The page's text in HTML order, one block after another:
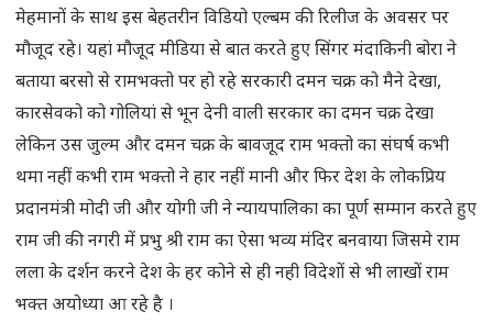
मेहमानों के साथ इस बेहतरीन विडियो एल्बम की रिलीज के अवसर पर
मौजूद रहे। यहां मौजूद मीडिया से बात करते हुए सिंगर मंदाकिनी बोरा ने
बताया बरसो से रामभक्तो पर हो रहे सरकारी दमन चक्र को मैने देखा,
कारसेवको को गोलियां से भून देनी वाली सरकार का दमन चक्र देखा
लेकिन उस जुल्म और दमन चक्र के बावजूद राम भक्तो का संघर्ष कभी
थमा नहीं कभी राम भक्तो ने हार नहीं मानी और फिर देश के लोकप्रिय
प्रदानमंत्री मोदी जी और योगी जी ने न्यायपालिका का पूर्ण सम्मान करते हुए
राम जी की नगरी में प्रभु श्री राम का ऐसा भव्य मंदिर बनवाया जिसमे राम
लला के दर्शन करने देश के हर कोने से ही नही विदेशों से भी लाखों राम
भक्त अयोध्या आ रहे है ।